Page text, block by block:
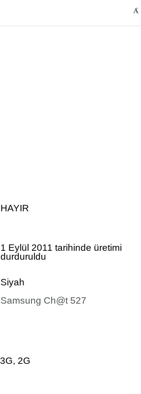
-
HAYIR
1 Eylül 2011 tarihinde üretimi
durduruldu
Siyah
Samsung Ch@t 527
3G, 2G